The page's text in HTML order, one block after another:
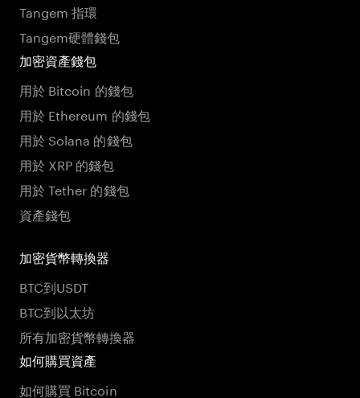
Tangem 指環
Tangem硬體錢包
加密資產錢包
用於 Bitcoin 的錢包
用於 Ethereum 的錢包
用於 Solana 的錢包
用於 XRP 的錢包
用於 Tether 的錢包
資產錢包
加密貨幣轉換器
BTC到USDT
BTC到以太坊
所有加密貨幣轉換器
如何購買資產
如何購買 Bitcoin